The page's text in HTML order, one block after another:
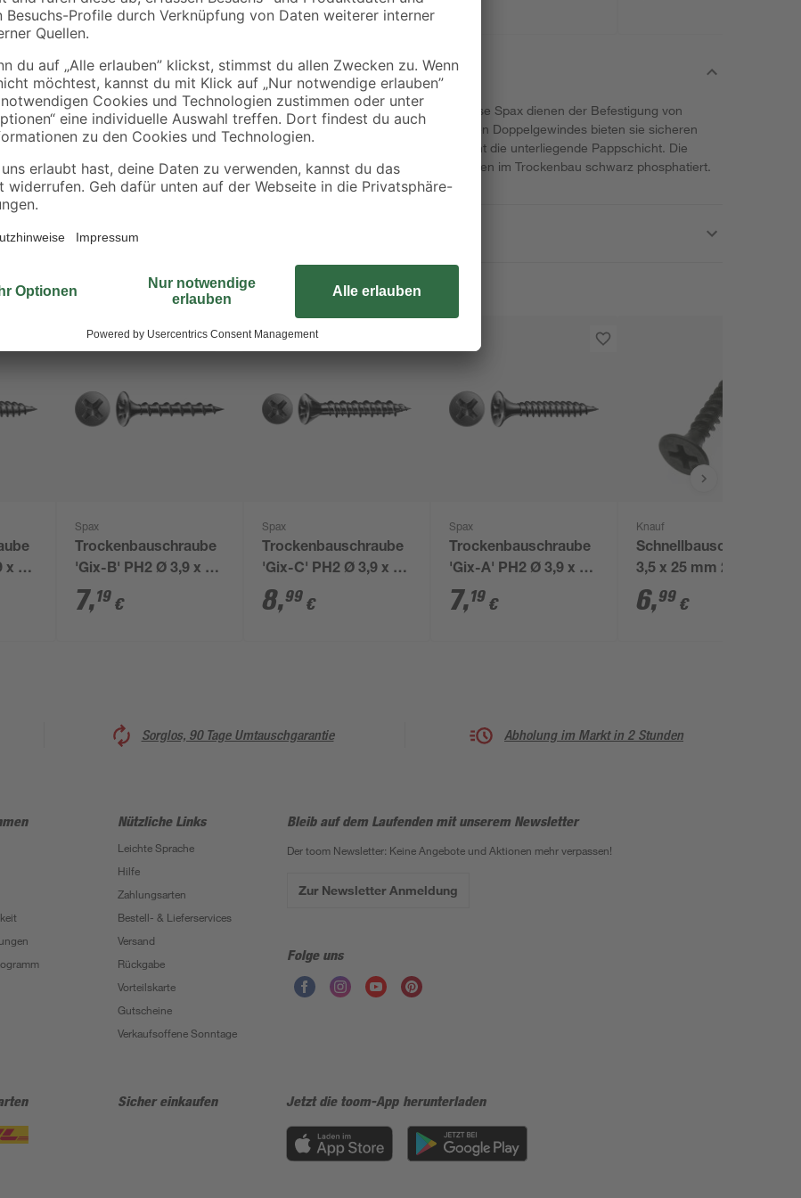
Untergründen
Die Trockenbauschrauben 'Gix-A' aus dem Hause Spax dienen der Befestigung von
Gipskarton auf Metallprofilen. Dank des speziellen Doppelgewindes bieten sie sicheren
Halt im Metall. Der trompetenförmige Kopf schont die unterliegende Pappschicht. Die
Schrauben sind für die besonderen Anforderungen im Trockenbau schwarz phosphatiert.
x 35
Spax
Trockenbauschraube
'Gix-B' PH2 Ø 3,9 x 35
mm 150 Stück
7,19 €
Spax
Trockenbauschraube
'Gix-C' PH2 Ø 3,9 x 35
mm 150 Stück
8,99 €
Spax
Trockenbauschraube
'Gix-A' PH2 Ø 3,9 x 25
mm 200 Stück
7,19 €
Knauf
Schnellbauschrauben
3,5 x 25 mm 250
Stück
6,99 €
Sorglos, 90 Tage Umtauschgarantie Abholung im Markt in 2 Stunden
Nützliche Links
Leichte Sprache
Hilfe
Zahlungsarten
Bestell- & Lieferservices
Versand
Rückgabe
Vorteilskarte
Gutscheine
Verkaufsoffene Sonntage
Bleib auf dem Laufenden mit unserem Newsletter
Der toom Newsletter: Keine Angebote und Aktionen mehr verpassen!
Zur Newsletter Anmeldung
Folge uns
Sicher einkaufen Jetzt die toom-App herunterladen